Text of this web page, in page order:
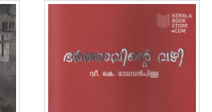
5
4
3
2
1